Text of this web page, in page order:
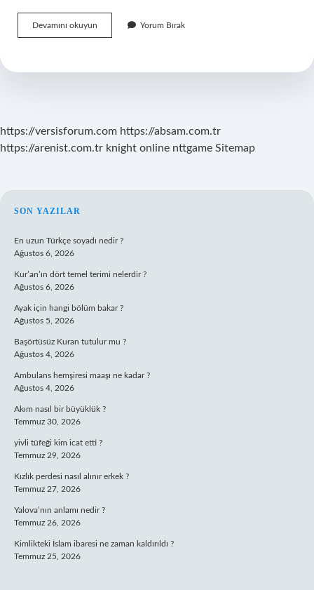
Devamını okuyun
Sanatı
Sınıf
Yorum Bırak
https://versisforum.com https://absam.com.tr
https://arenist.com.tr knight online nttgame Sitemap
SIDEBAR
SON YAZILAR
En uzun Türkçe soyadı nedir ?
Ağustos 6, 2026
Kur’an’ın dört temel terimi nelerdir ?
Ağustos 6, 2026
Ayak için hangi bölüm bakar ?
Ağustos 5, 2026
Başörtüsüz Kuran tutulur mu ?
Ağustos 4, 2026
Ambulans hemşiresi maaşı ne kadar ?
Ağustos 4, 2026
Akım nasıl bir büyüklük ?
Temmuz 30, 2026
yivli tüfeği kim icat etti ?
Temmuz 29, 2026
Kızlık perdesi nasıl alınır erkek ?
Temmuz 27, 2026
Yalova’nın anlamı nedir ?
Temmuz 26, 2026
Kimlikteki İslam ibaresi ne zaman kaldırıldı ?
Temmuz 25, 2026